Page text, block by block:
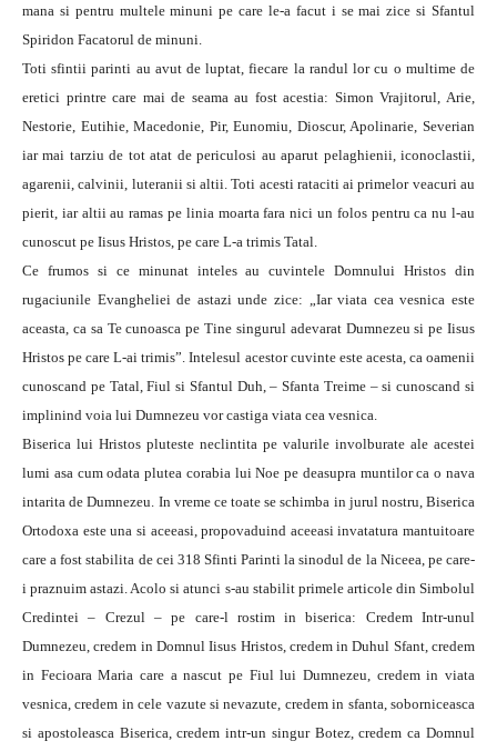
mana si pentru multele minuni pe care le-a facut i se mai zice si Sfantul
Spiridon Facatorul de minuni.
Toti sfintii parinti au avut de luptat, fiecare la randul lor cu o multime de
eretici printre care mai de seama au fost acestia: Simon Vrajitorul, Arie,
Nestorie, Eutihie, Macedonie, Pir, Eunomiu, Dioscur, Apolinarie, Severian
iar mai tarziu de tot atat de periculosi au aparut pelaghienii, iconoclastii,
agarenii, calvinii, luteranii si altii. Toti acesti rataciti ai primelor veacuri au
pierit, iar altii au ramas pe linia moarta fara nici un folos pentru ca nu l-au
cunoscut pe Iisus Hristos, pe care L-a trimis Tatal.
Ce frumos si ce minunat inteles au cuvintele Domnului Hristos din
rugaciunile Evangheliei de astazi unde zice: „Iar viata cea vesnica este
aceasta, ca sa Te cunoasca pe Tine singurul adevarat Dumnezeu si pe Iisus
Hristos pe care L-ai trimis”. Intelesul acestor cuvinte este acesta, ca oamenii
cunoscand pe Tatal, Fiul si Sfantul Duh, – Sfanta Treime – si cunoscand si
implinind voia lui Dumnezeu vor castiga viata cea vesnica.
Biserica lui Hristos pluteste neclintita pe valurile involburate ale acestei
lumi asa cum odata plutea corabia lui Noe pe deasupra muntilor ca o nava
intarita de Dumnezeu. In vreme ce toate se schimba in jurul nostru, Biserica
Ortodoxa este una si aceeasi, propovaduind aceeasi invatatura mantuitoare
care a fost stabilita de cei 318 Sfinti Parinti la sinodul de la Niceea, pe care-
i praznuim astazi. Acolo si atunci s-au stabilit primele articole din Simbolul
Credintei – Crezul – pe care-l rostim in biserica: Credem Intr-unul
Dumnezeu, credem in Domnul Iisus Hristos, credem in Duhul Sfant, credem
in Fecioara Maria care a nascut pe Fiul lui Dumnezeu, credem in viata
vesnica, credem in cele vazute si nevazute, credem in sfanta, soborniceasca
si apostoleasca Biserica, credem intr-un singur Botez, credem ca Domnul